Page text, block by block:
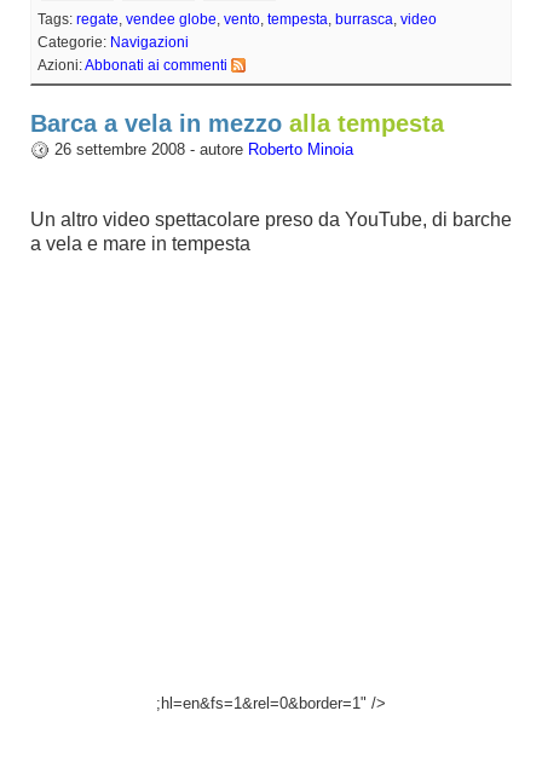
Tags: regate vendee globe vento tempesta burrasca video
Categorie: Navigazioni
Azioni:Abbonati ai commenti
Barca a vela in mezzo alla tempesta
26 settembre 2008 - autore Roberto Minoia
Un altro video spettacolare preso da YouTube, di barche
a vela e mare in tempesta
;hl=en&fs=1&rel=0&border=1" />